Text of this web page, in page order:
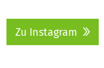
Zu Instagram